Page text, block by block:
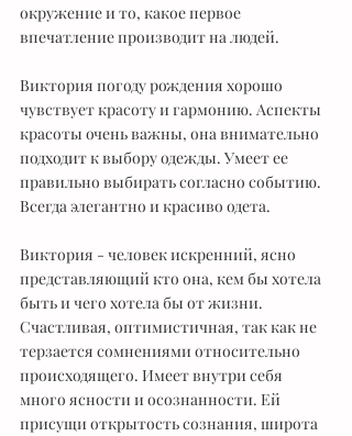
окружение и то, какое первое
впечатление производит на людей.
Виктория погоду рождения хорошо
чувствует красоту и гармонию. Аспекты
красоты очень важны, она внимательно
подходит к выбору одежды. Умеет ее
правильно выбирать согласно событию.
Всегда элегантно и красиво одета.
Виктория - человек искренний, ясно
представляющий кто она, кем бы хотела
быть и чего хотела бы от жизни.
Счастливая, оптимистичная, так как не
терзается сомнениями относительно
происходящего. Имеет внутри себя
много ясности и осознанности. Ей
присущи открытость сознания, широта